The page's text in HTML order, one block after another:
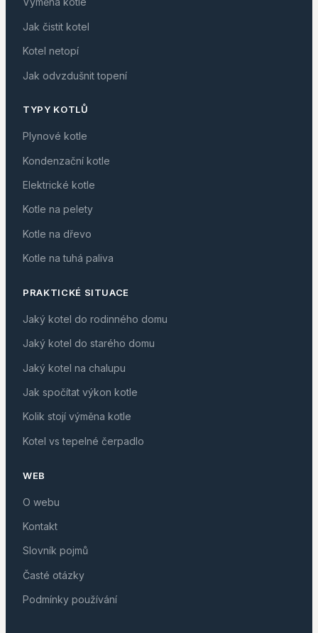
Jak čistit kotel
Kotel netopí
Jak odvzdušnit topení
TYPY KOTLŮ
Plynové kotle
Kondenzační kotle
Elektrické kotle
Kotle na pelety
Kotle na dřevo
Kotle na tuhá paliva
PRAKTICKÉ SITUACE
Jaký kotel do rodinného domu
Jaký kotel do starého domu
Jaký kotel na chalupu
Jak spočítat výkon kotle
Kolik stojí výměna kotle
Kotel vs tepelné čerpadlo
WEB
O webu
Kontakt
Slovník pojmů
Časté otázky
Podmínky používání